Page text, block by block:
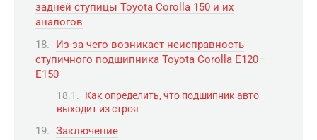
задней ступицы Toyota Corolla 150 и их
аналогов
Из-за чего возникает неисправность
ступичного подшипника Toyota Corolla E120–
E150
Как определить, что подшипник авто
выходит из строя
Заключение